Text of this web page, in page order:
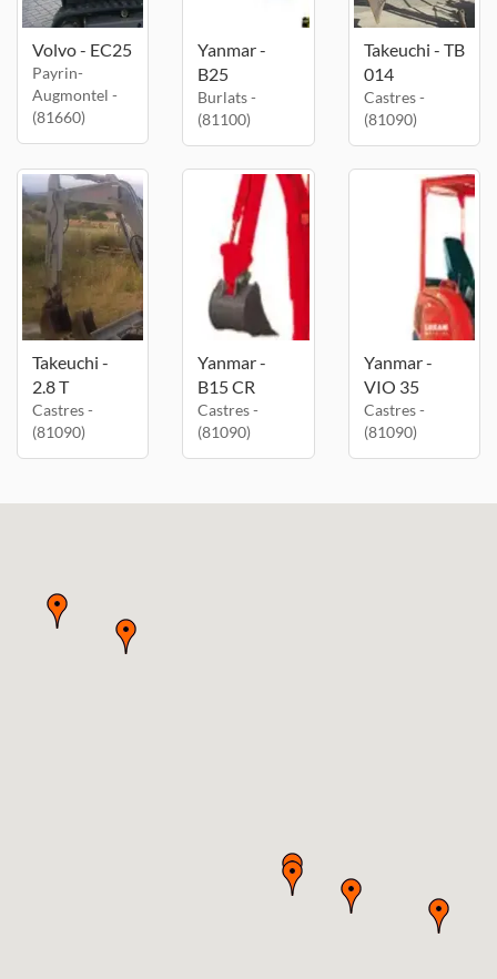
Volvo - EC25
Payrin-
Augmontel -
(81660)
Yanmar -
B25
Burlats -
(81100)
Takeuchi - TB
014
Castres -
(81090)
Takeuchi -
2.8 T
Castres -
(81090)
Yanmar -
B15 CR
Castres -
(81090)
Yanmar -
VIO 35
Castres -
(81090)